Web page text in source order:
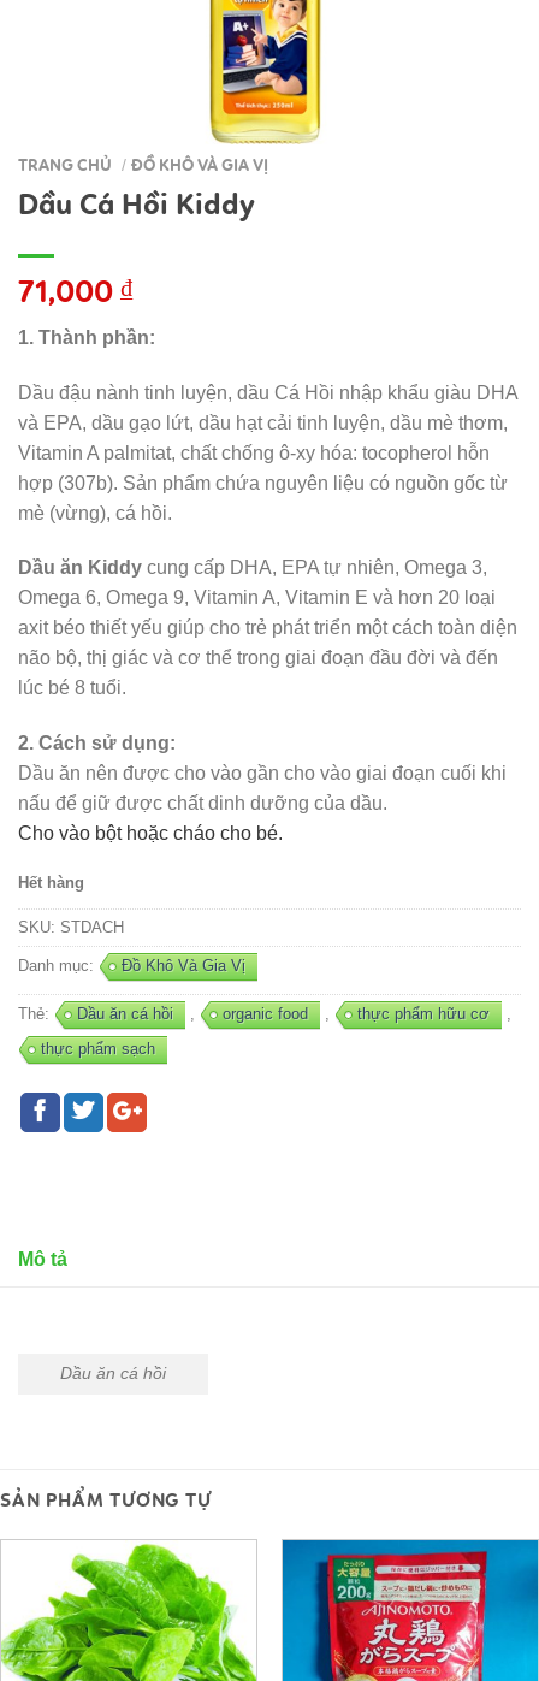
TRANG CHỦ / ĐỒ KHÔ VÀ GIA VỊ
Dầu Cá Hồi Kiddy
71,000 ₫
1. Thành phần:
Dầu đậu nành tinh luyện, dầu Cá Hồi nhập khẩu giàu DHA
và EPA, dầu gạo lứt, dầu hạt cải tinh luyện, dầu mè thơm,
Vitamin A palmitat, chất chống ô-xy hóa: tocopherol hỗn
hợp (307b). Sản phẩm chứa nguyên liệu có nguồn gốc từ
mè (vừng), cá hồi.
Dầu ăn Kiddy cung cấp DHA, EPA tự nhiên, Omega 3,
Omega 6, Omega 9, Vitamin A, Vitamin E và hơn 20 loại
axit béo thiết yếu giúp cho trẻ phát triển một cách toàn diện
não bộ, thị giác và cơ thể trong giai đoạn đầu đời và đến
lúc bé 8 tuổi.
2. Cách sử dụng:
Dầu ăn nên được cho vào gần cho vào giai đoạn cuối khi
nấu để giữ được chất dinh dưỡng của dầu.
Cho vào bột hoặc cháo cho bé.
Hết hàng
SKU: STDACH
Danh mục: Đồ Khô Và Gia Vị
Thẻ: Dầu ăn cá hồi organic food thực phẩm hữu cơ
thực phẩm sạch
Mô tả
Dầu ăn cá hồi
SẢN PHẨM TƯƠNG TỰ